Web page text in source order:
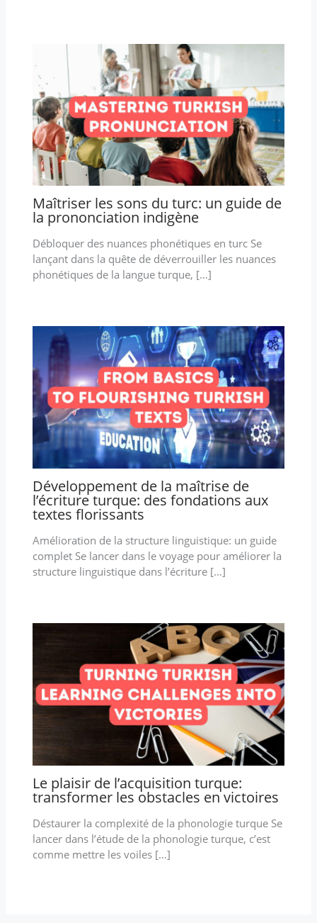
Maîtriser les sons du turc: un guide de
la prononciation indigène
Débloquer des nuances phonétiques en turc Se
lançant dans la quête de déverrouiller les nuances
phonétiques de la langue turque, […]
Développement de la maîtrise de
l’écriture turque: des fondations aux
textes florissants
Amélioration de la structure linguistique: un guide
complet Se lancer dans le voyage pour améliorer la
structure linguistique dans l’écriture […]
Le plaisir de l’acquisition turque:
transformer les obstacles en victoires
Déstaurer la complexité de la phonologie turque Se
lancer dans l’étude de la phonologie turque, c’est
comme mettre les voiles […]